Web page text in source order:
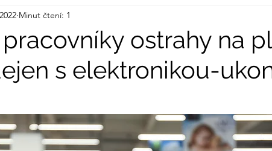
Tématické diskuze
ostrahy na
s elektronikou-
Minut čtení: 1